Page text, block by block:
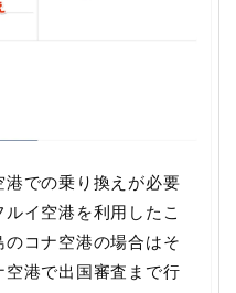
での乗り換えが必要
イ空港を利用したこ
コナ空港の場合はそ
港で出国審査まで行